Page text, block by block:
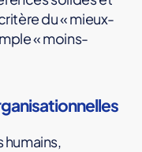
du « mieux-
« moins-
humains,